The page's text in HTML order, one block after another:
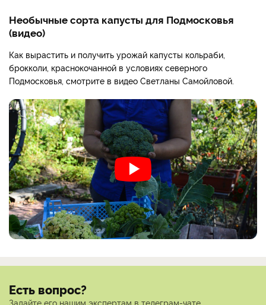
Необычные сорта капусты для Подмосковья
(видео)
Как вырастить и получить урожай капусты кольраби,
брокколи, краснокочанной в условиях северного
Подмосковья, смотрите в видео Светланы Самойловой.
Есть вопрос?
Задайте его нашим экспертам в телеграм-чате